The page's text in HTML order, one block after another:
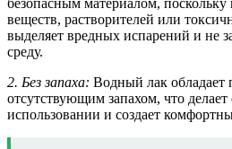
веществ, растворителей или
выделяет вредных испарений и не
среду.
2. Без запаха: Водный лак обладает
отсутствующим запахом, что
использовании и создает